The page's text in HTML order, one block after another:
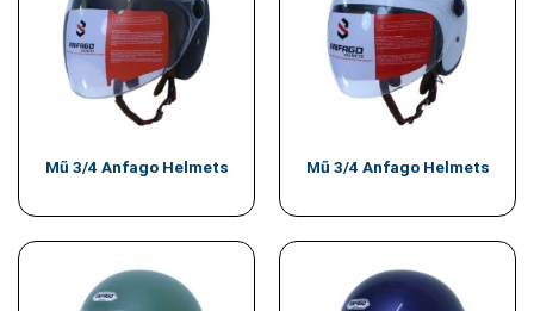
Mũ 3/4 Anfago Helmets Mũ 3/4 Anfago Helmets